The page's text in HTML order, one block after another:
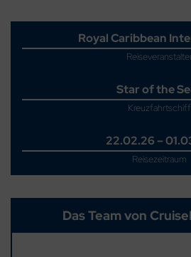
Royal Caribbean
Star of the
Kreuzfahrtschiff
22.02.26 –
Reisezeitraum
Das Team von